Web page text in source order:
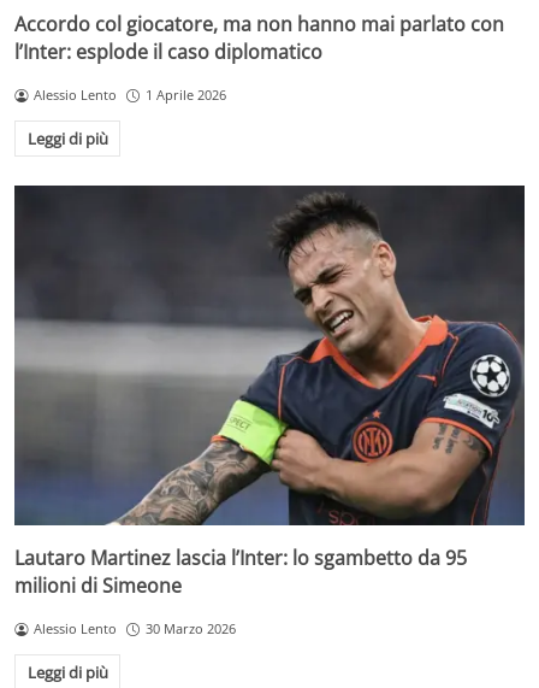
Accordo col giocatore, ma non hanno mai parlato con
l’Inter: esplode il caso diplomatico
Alessio Lento 1 Aprile 2026
Leggi di più
Lautaro Martinez lascia l’Inter: lo sgambetto da 95
milioni di Simeone
Alessio Lento 30 Marzo 2026
Leggi di più